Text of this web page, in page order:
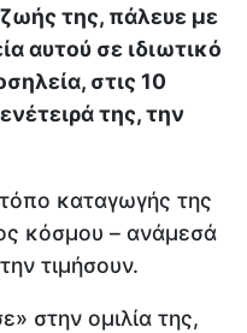
της, πάλευε με
αυτού σε ιδιωτικό
στις 10
της, την
καταγωγής της
κόσμου – ανάμεσά
τιμήσουν.
στην ομιλία της,